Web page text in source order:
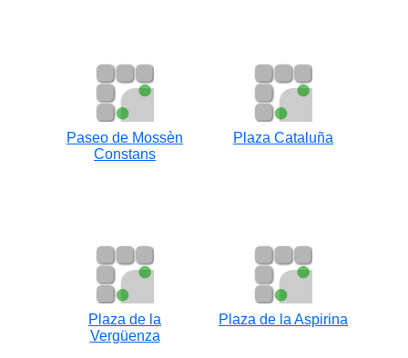
Paseo de Mossèn
Constans
Plaza Cataluña
Plaza de la
Vergüenza
Plaza de la Aspirina